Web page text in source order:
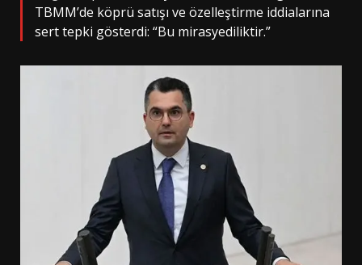
TBMM’de köprü satışı ve özelleştirme iddialarına
sert tepki gösterdi: “Bu mirasyediliktir.”